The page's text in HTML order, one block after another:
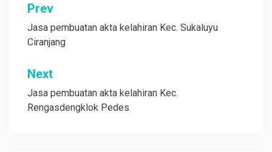
Post
navigation
Prev
Jasa pembuatan akta kelahiran Kec. Sukaluyu
Ciranjang
Next
Jasa pembuatan akta kelahiran Kec.
Rengasdengklok Pedes